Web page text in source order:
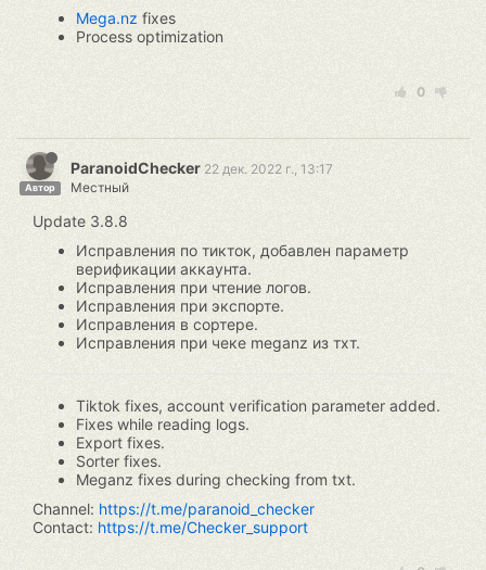
Mega.nz fixes
Process optimization
0
Автор
ParanoidChecker 22 дек. 2022 г., 13:17
Местный
Update 3.8.8
Исправления по тикток, добавлен параметр
верификации аккаунта.
Исправления при чтение логов.
Исправления при экспорте.
Исправления в сортере.
Исправления при чеке meganz из тхт.
Tiktok fixes, account verification parameter added.
Fixes while reading logs.
Export fixes.
Sorter fixes.
Meganz fixes during checking from txt.
Channel: https://t.me/paranoid_checker
Contact: https://t.me/Checker_support